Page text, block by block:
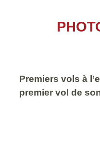
Premiers vols à
premier vol de